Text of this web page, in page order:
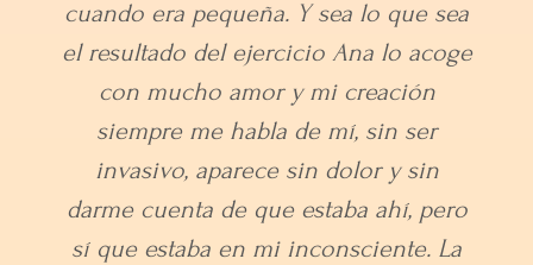
de juego entre pinturas, pinceles,
expresión y sentimientos. Y los que lo
habían probado me decían " María,
hasta que no lo pruebas no acabas de
entenderlo". Le pedí a Ana si
podíamos planificar clases vía online.
Desde entonces vengo haciéndolas